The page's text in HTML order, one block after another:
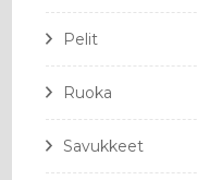
Pelit
Ruoka
Savukkeet